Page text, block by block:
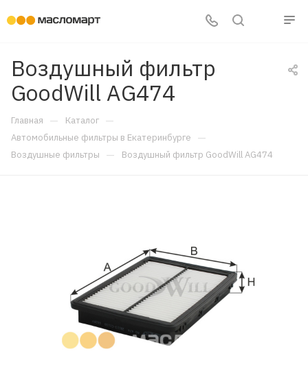
Воздушный фильтр
GoodWill AG474
Главная — Каталог —
Автомобильные фильтры в Екатеринбурге —
Воздушные фильтры — Воздушный фильтр GoodWill AG474